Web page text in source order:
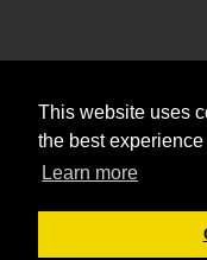
This website uses
the best
Learn moreTerms Of